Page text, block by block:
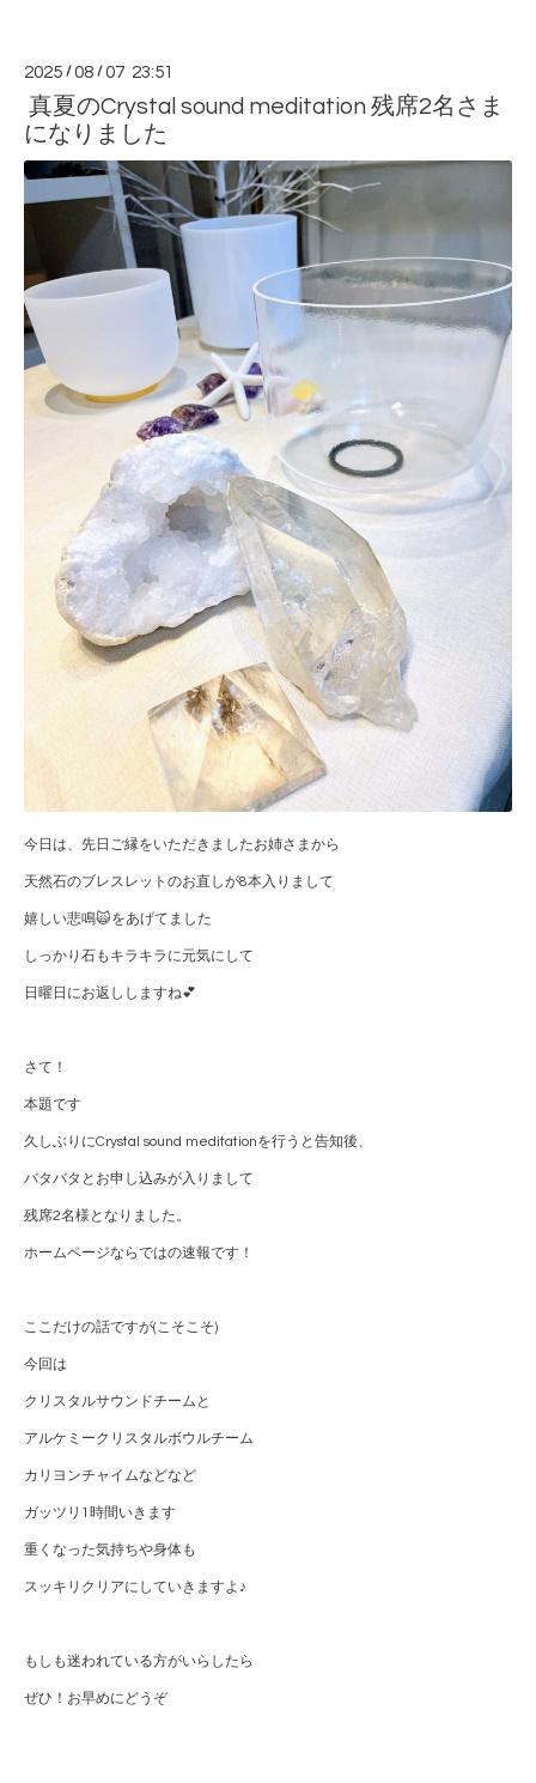
2025 /08 /07 23:51
真夏のCrystal sound meditation 残席2名さま
になりました
今日は、先日ご縁をいただきましたお姉さまから
天然石のブレスレットのお直しが8本入りまして
嬉しい悲鳴🙀をあげてました
しっかり石もキラキラに元気にして
日曜日にお返ししますね💕
さて！
本題です
久しぶりにCrystal sound meditationを行うと告知後、
バタバタとお申し込みが入りまして
残席2名様となりました。
ホームページならではの速報です！
ここだけの話ですが(こそこそ)
今回は
クリスタルサウンドチームと
アルケミークリスタルボウルチーム
カリヨンチャイムなどなど
ガッツリ1時間いきます
重くなった気持ちや身体も
スッキリクリアにしていきますよ♪
もしも迷われている方がいらしたら
ぜひ！お早めにどうぞ